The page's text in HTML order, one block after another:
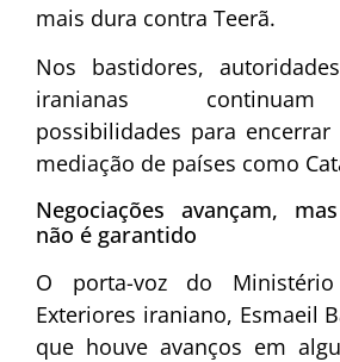
mais dura contra Teerã.
Nos bastidores,
iranianas
possibilidades para
mediação de países como
Negociações avançam,
não é garantido
O porta-voz do Ministério
Exteriores iraniano, Esmaeil
que houve avanços em